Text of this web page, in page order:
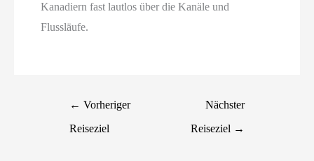
Kanadiern fast lautlos über die Kanäle und
Flussläufe.
← Vorheriger
Reiseziel
Nächster
Reiseziel →